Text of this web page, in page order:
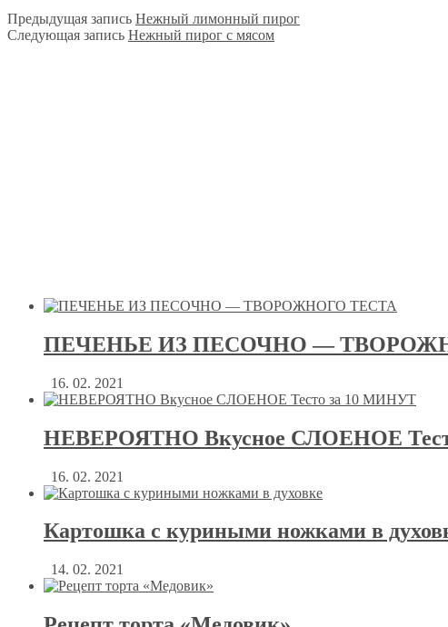
Предыдущая запись Нежный лимонный пирог
Следующая запись Нежный пирог с мясом
ПЕЧЕНЬЕ ИЗ ПЕСОЧНО —
16. 02. 2021
НЕВЕРОЯТНО Вкусное СЛОЕНОЕ
16. 02. 2021
Картошка с куриными ножками в
14. 02. 2021